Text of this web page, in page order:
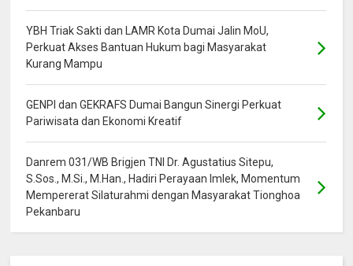
YBH Triak Sakti dan LAMR Kota Dumai Jalin MoU,
Perkuat Akses Bantuan Hukum bagi Masyarakat
Kurang Mampu
GENPI dan GEKRAFS Dumai Bangun Sinergi Perkuat
Pariwisata dan Ekonomi Kreatif
Danrem 031/WB Brigjen TNI Dr. Agustatius Sitepu,
S.Sos., M.Si., M.Han., Hadiri Perayaan Imlek, Momentum
Mempererat Silaturahmi dengan Masyarakat Tionghoa
Pekanbaru